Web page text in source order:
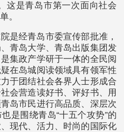
这是青岛市第一次面向社会
。
是经青岛市委宣传部批准，
青岛大学、青岛出版集团发
集政产学研于一体的全民阅
在岛城阅读领域具有领军性
于团结社会各界人士形成合
会营造读好书、评好书、用
岛市民进行高品质、深层次
是围绕青岛“十五个攻势”的
现代、活力、时尚的国际化